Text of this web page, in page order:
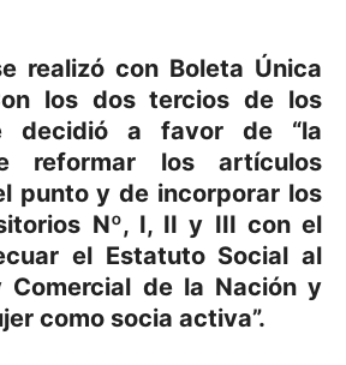
realizó con Boleta Única
los dos tercios de los
decidió a favor de “la
reformar los artículos
punto y de incorporar los
Nº, I, II y III con el
el Estatuto Social al
Comercial de la Nación y
como socia activa”.